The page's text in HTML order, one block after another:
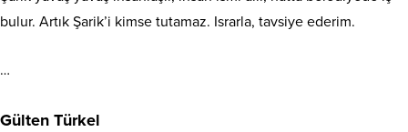
bulur. Artık Şarik’i kimse tutamaz. Israrla, tavsiye ederim.
…
Gülten Türkel